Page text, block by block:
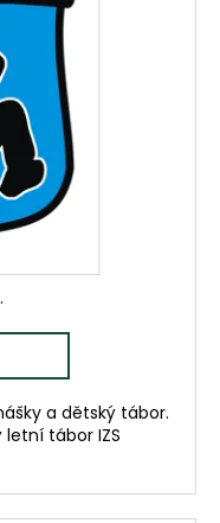
a dětský tábor.
letní tábor IZS